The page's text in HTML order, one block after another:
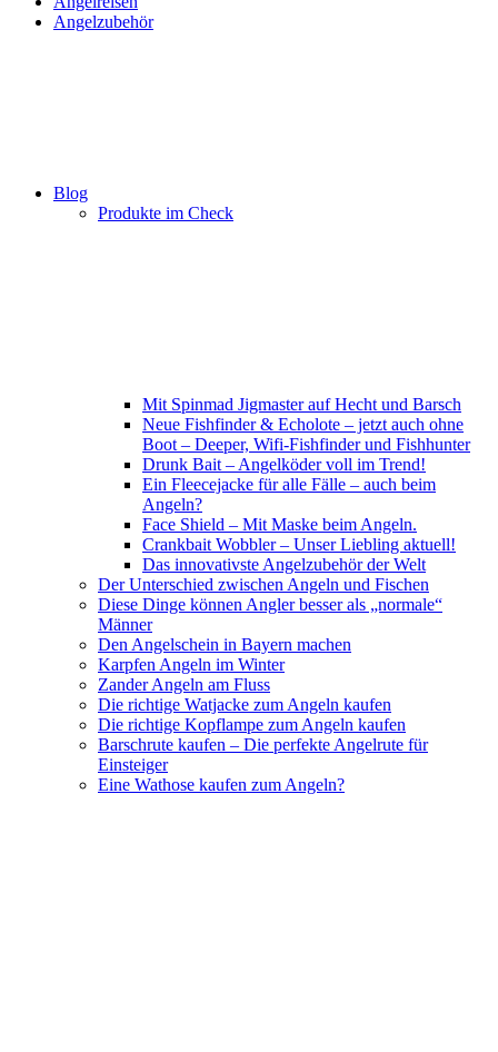
Angelzubehör
Blog
Produkte im Check
Mit Spinmad Jigmaster auf Hecht und Barsch
Neue Fishfinder & Echolote – jetzt auch ohne
Boot – Deeper, Wifi-Fishfinder und Fishhunter
Drunk Bait – Angelköder voll im Trend!
Ein Fleecejacke für alle Fälle – auch beim
Angeln?
Face Shield – Mit Maske beim Angeln.
Crankbait Wobbler – Unser Liebling aktuell!
Das innovativste Angelzubehör der Welt
Der Unterschied zwischen Angeln und Fischen
Diese Dinge können Angler besser als „normale“
Männer
Den Angelschein in Bayern machen
Karpfen Angeln im Winter
Zander Angeln am Fluss
Die richtige Watjacke zum Angeln kaufen
Die richtige Kopflampe zum Angeln kaufen
Barschrute kaufen – Die perfekte Angelrute für
Einsteiger
Eine Wathose kaufen zum Angeln?